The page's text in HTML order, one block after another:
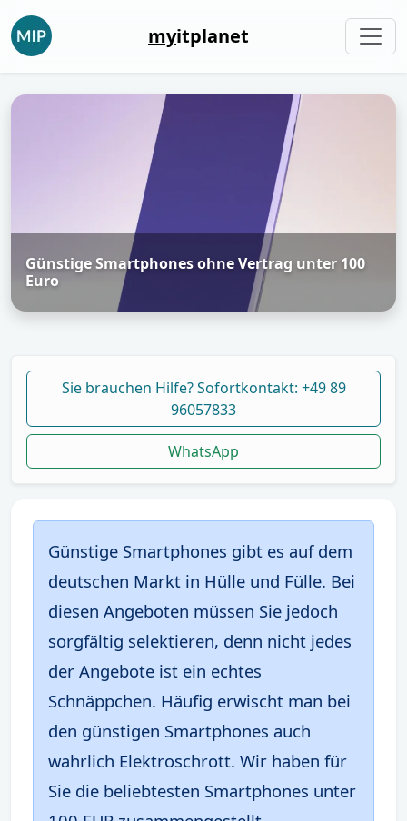
myitplanet
Günstige Smartphones ohne Vertrag unter 100
Euro
Sie brauchen Hilfe? Sofortkontakt: +49 89
96057833
WhatsApp
Günstige Smartphones gibt es auf dem
deutschen Markt in Hülle und Fülle. Bei
diesen Angeboten müssen Sie jedoch
sorgfältig selektieren, denn nicht jedes
der Angebote ist ein echtes
Schnäppchen. Häufig erwischt man bei
den günstigen Smartphones auch
wahrlich Elektroschrott. Wir haben für
Sie die beliebtesten Smartphones unter